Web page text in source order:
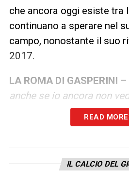
che ancora oggi esiste tra
continuano a sperare nel
campo, nonostante il suo
2017.
LA ROMA DI GASPERINI –
anche se io ancora non
Gasperini, per quello che
Bergamo, diciamo. Si può
se migliorando poi può
READ MORE
IL CALCIO DEL